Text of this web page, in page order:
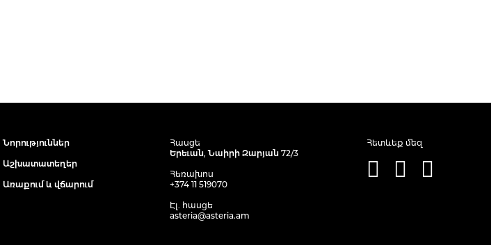
Նորություններ
Աշխատատեղեր
Առաքում և վճարում
Հասցե
Երեւան, Նաիրի Զարյան 72/3
Հեռախոս
+374 11 519070
Էլ. հասցե
asteria@asteria.am
Հետևեք մեզ